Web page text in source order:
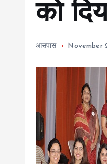
को
आसपास November